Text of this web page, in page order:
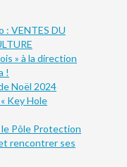
: VENTES DU
» à la direction
!
Noël 2024
Key Hole
Pôle Protection
rencontrer ses